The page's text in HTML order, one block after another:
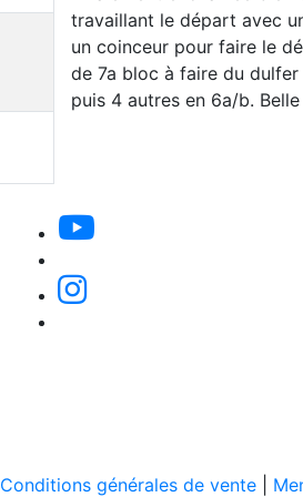
travaillant le départ avec
un coinceur pour faire le
de 7a bloc à faire du
puis 4 autres en 6a/b.
Conditions générales de vente